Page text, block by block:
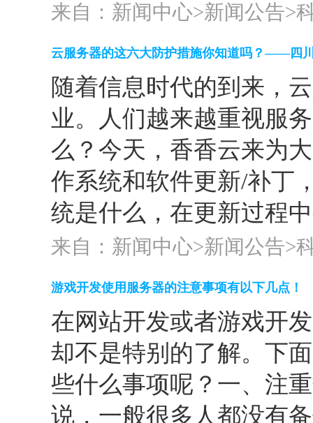
来自：新闻中心>新闻公告>
云服务器的这六大防护措施你知道吗？——四
随着信息时代的到来，
业。人们越来越重视服
么？今天，香香云来为
作系统和软件更新/补丁
统是什么，在更新过程
来自：新闻中心>新闻公告>
游戏开发使用服务器的注意事项有以下几点！
在网站开发或者游戏开
却不是特别的了解。下
些什么事项呢？一、注
说，一般很多人都没有